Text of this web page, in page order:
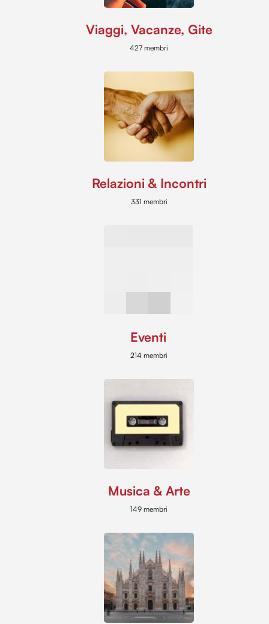
Viaggi, Vacanze, Gite
427 membri
Relazioni & Incontri
331 membri
Eventi
214 membri
Musica & Arte
149 membri